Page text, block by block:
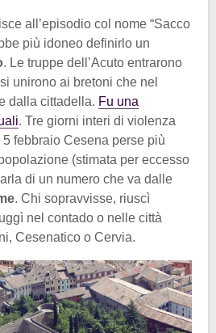
all’episodio col nome “Sacco
più idoneo definirlo un
. Le truppe dell’Acuto entrarono
unirono ai bretoni che nel
dalla cittadella. Fu una
. Tre giorni interi di violenza
febbraio Cesena perse più
(stimata per eccesso
di un numero che va dalle
. Chi sopravvisse, riuscì
nel contado o nelle città
Cesenatico o Cervia.